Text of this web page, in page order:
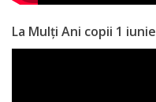
La Mulți Ani copii 1 iunie